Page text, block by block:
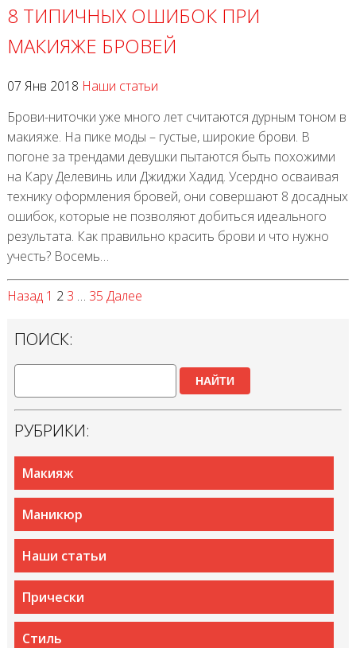
8 ТИПИЧНЫХ ОШИБОК ПРИ
МАКИЯЖЕ БРОВЕЙ
07 Янв 2018 Наши статьи
Брови-ниточки уже много лет считаются дурным тоном в
макияже. На пике моды – густые, широкие брови. В
погоне за трендами девушки пытаются быть похожими
на Кару Делевинь или Джиджи Хадид. Усердно осваивая
технику оформления бровей, они совершают 8 досадных
ошибок, которые не позволяют добиться идеального
результата. Как правильно красить брови и что нужно
учесть? Восемь…
Назад 1 2 3 … 35 Далее
ПОИСК:
НАЙТИ
РУБРИКИ:
Макияж
Маникюр
Наши статьи
Прически
Стиль